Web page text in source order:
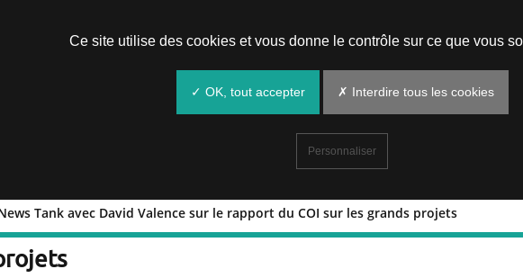
Tank avec David Valence sur le rapport du COI sur les grands projets
Tank avec David Valence sur le rapport du COI
Ce site utilise des cookies et vous donne le contrôle sur ce que vous
✓ OK, tout accepter ✗ Interdire tous les cookies
Personnaliser